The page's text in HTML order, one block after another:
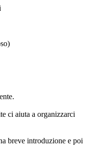
ci aiuta a organizzarci
breve introduzione e poi